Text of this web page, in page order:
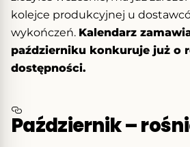
kolejce produkcyjnej u
wykończeń. Kalendarz
październiku konkuruje już o
dostępności.
Październik –